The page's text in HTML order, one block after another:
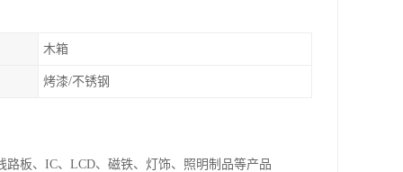
木箱
烤漆/不锈钢
板、IC、LCD、磁铁、灯饰、照明制品等产品